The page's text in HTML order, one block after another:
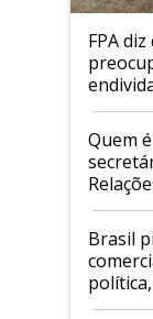
FPA
Quem
Mapa
Brasil
Faesp